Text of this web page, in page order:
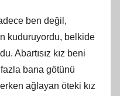
ben değil,
kuduruyordu, belkide
Abartısız kız beni
fazla bana götünü
ağlayan öteki kız